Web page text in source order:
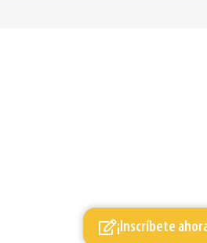
¡Inscríbete